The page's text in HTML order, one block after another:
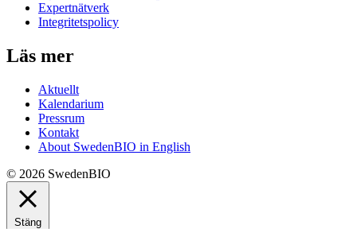
Expertnätverk
Integritetspolicy
Läs mer
Aktuellt
Kalendarium
Pressrum
Kontakt
About SwedenBIO in English
© 2026 SwedenBIO
Stäng